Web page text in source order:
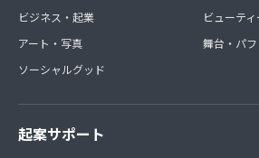
ビジネス・起業
アート・写真
ソーシャルグッド
ビューテ
舞台・パ
起案サポート